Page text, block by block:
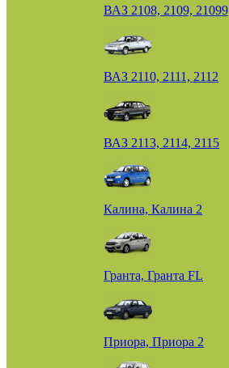
ВАЗ 2108, 2109, 21099
ВАЗ 2110, 2111, 2112
ВАЗ 2113, 2114, 2115
Калина, Калина 2
Гранта, Гранта FL
Приора, Приора 2